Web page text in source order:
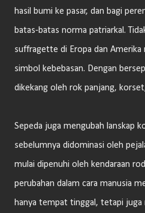
hasil bumi ke pasar, dan bagi
batas-batas norma patriarkal.
suffragette di Eropa dan Amerika
simbol kebebasan. Dengan
dikekang oleh rok panjang,
Sepeda juga mengubah lanskap
sebelumnya didominasi oleh
mulai dipenuhi oleh kendaraan
perubahan dalam cara manusia
hanya tempat tinggal, tetapi juga